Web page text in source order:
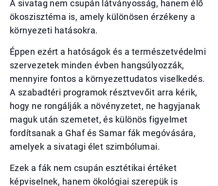
A sivatag nem csupán látványosság, hanem élő
ökoszisztéma is, amely különösen érzékeny a
környezeti hatásokra.
Éppen ezért a hatóságok és a természetvédelmi
szervezetek minden évben hangsúlyozzák,
mennyire fontos a környezettudatos viselkedés.
A szabadtéri programok résztvevőit arra kérik,
hogy ne rongálják a növényzetet, ne hagyjanak
maguk után szemetet, és különös figyelmet
fordítsanak a Ghaf és Samar fák megóvására,
amelyek a sivatagi élet szimbólumai.
Ezek a fák nem csupán esztétikai értéket
képviselnek, hanem ökológiai szerepük is